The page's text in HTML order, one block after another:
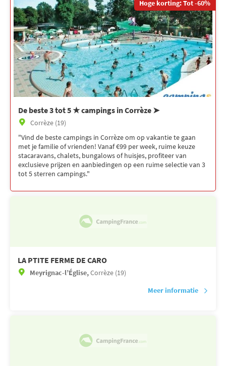
Hoge korting: Tot -60%
De beste 3 tot 5 ★ campings in Corrèze ➤
Corrèze (19)
"Vind de beste campings in Corrèze om op vakantie te gaan
met je familie of vrienden! Vanaf €99 per week, ruime keuze
stacaravans, chalets, bungalows of huisjes, profiteer van
exclusieve prijzen en aanbiedingen op een ruime selectie van 3
tot 5 sterren campings."
LA PTITE FERME DE CARO
Meyrignac-l’Église,Corrèze (19)
Meer informatie